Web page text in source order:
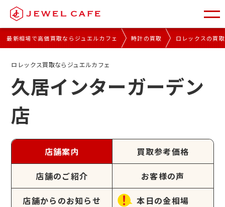
最新相場で高価買取ならジュエルカフェ 時計の買取 ロレックスの買取
ロレックス買取ならジュエルカフェ
久居インターガーデン
店
店舗案内 買取参考価格
店舗のご紹介 お客様の声
店舗からのお知らせ 本日の金相場